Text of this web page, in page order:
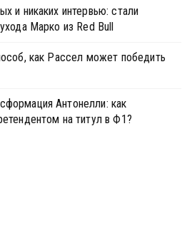
и никаких интервью: стали
Марко из Red Bull
как Рассел может победить
Антонелли: как
на титул в Ф1?